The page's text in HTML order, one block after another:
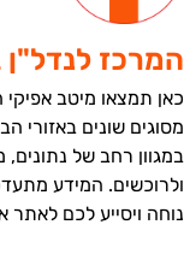
לנדל"ן
תמצאו מיטב אפיקי
שונים באזורי
רחב של נתונים,
המידע
ויסייע לכם לאתר